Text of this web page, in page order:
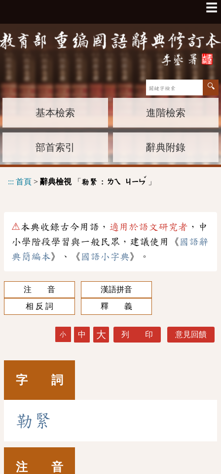
☰
基本檢索 進階檢索
部首索引 辭典附錄
::: 首頁 > 辭典檢視「 勒緊 : ㄌㄟ ㄐㄧㄣ
ˇ
」
⚠本典收錄古今用語， 適用於語文研究者 ，中
小學階段學習與一般民眾，建議使用《 國語辭
典簡編本》、《 國語小字典》。
注 音
漢語拼音
相 反 詞
釋 義
小 中 大 列 印 意見回饋
字 詞
勒 緊
注 音